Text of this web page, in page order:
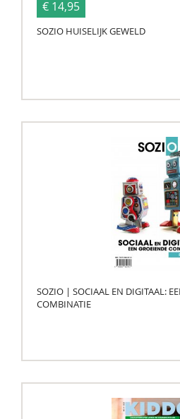
€ 14,95
SOZIO HUISELIJK GEWELD
SOZIO | SOCIAAL EN DIGITAAL:
COMBINATIE